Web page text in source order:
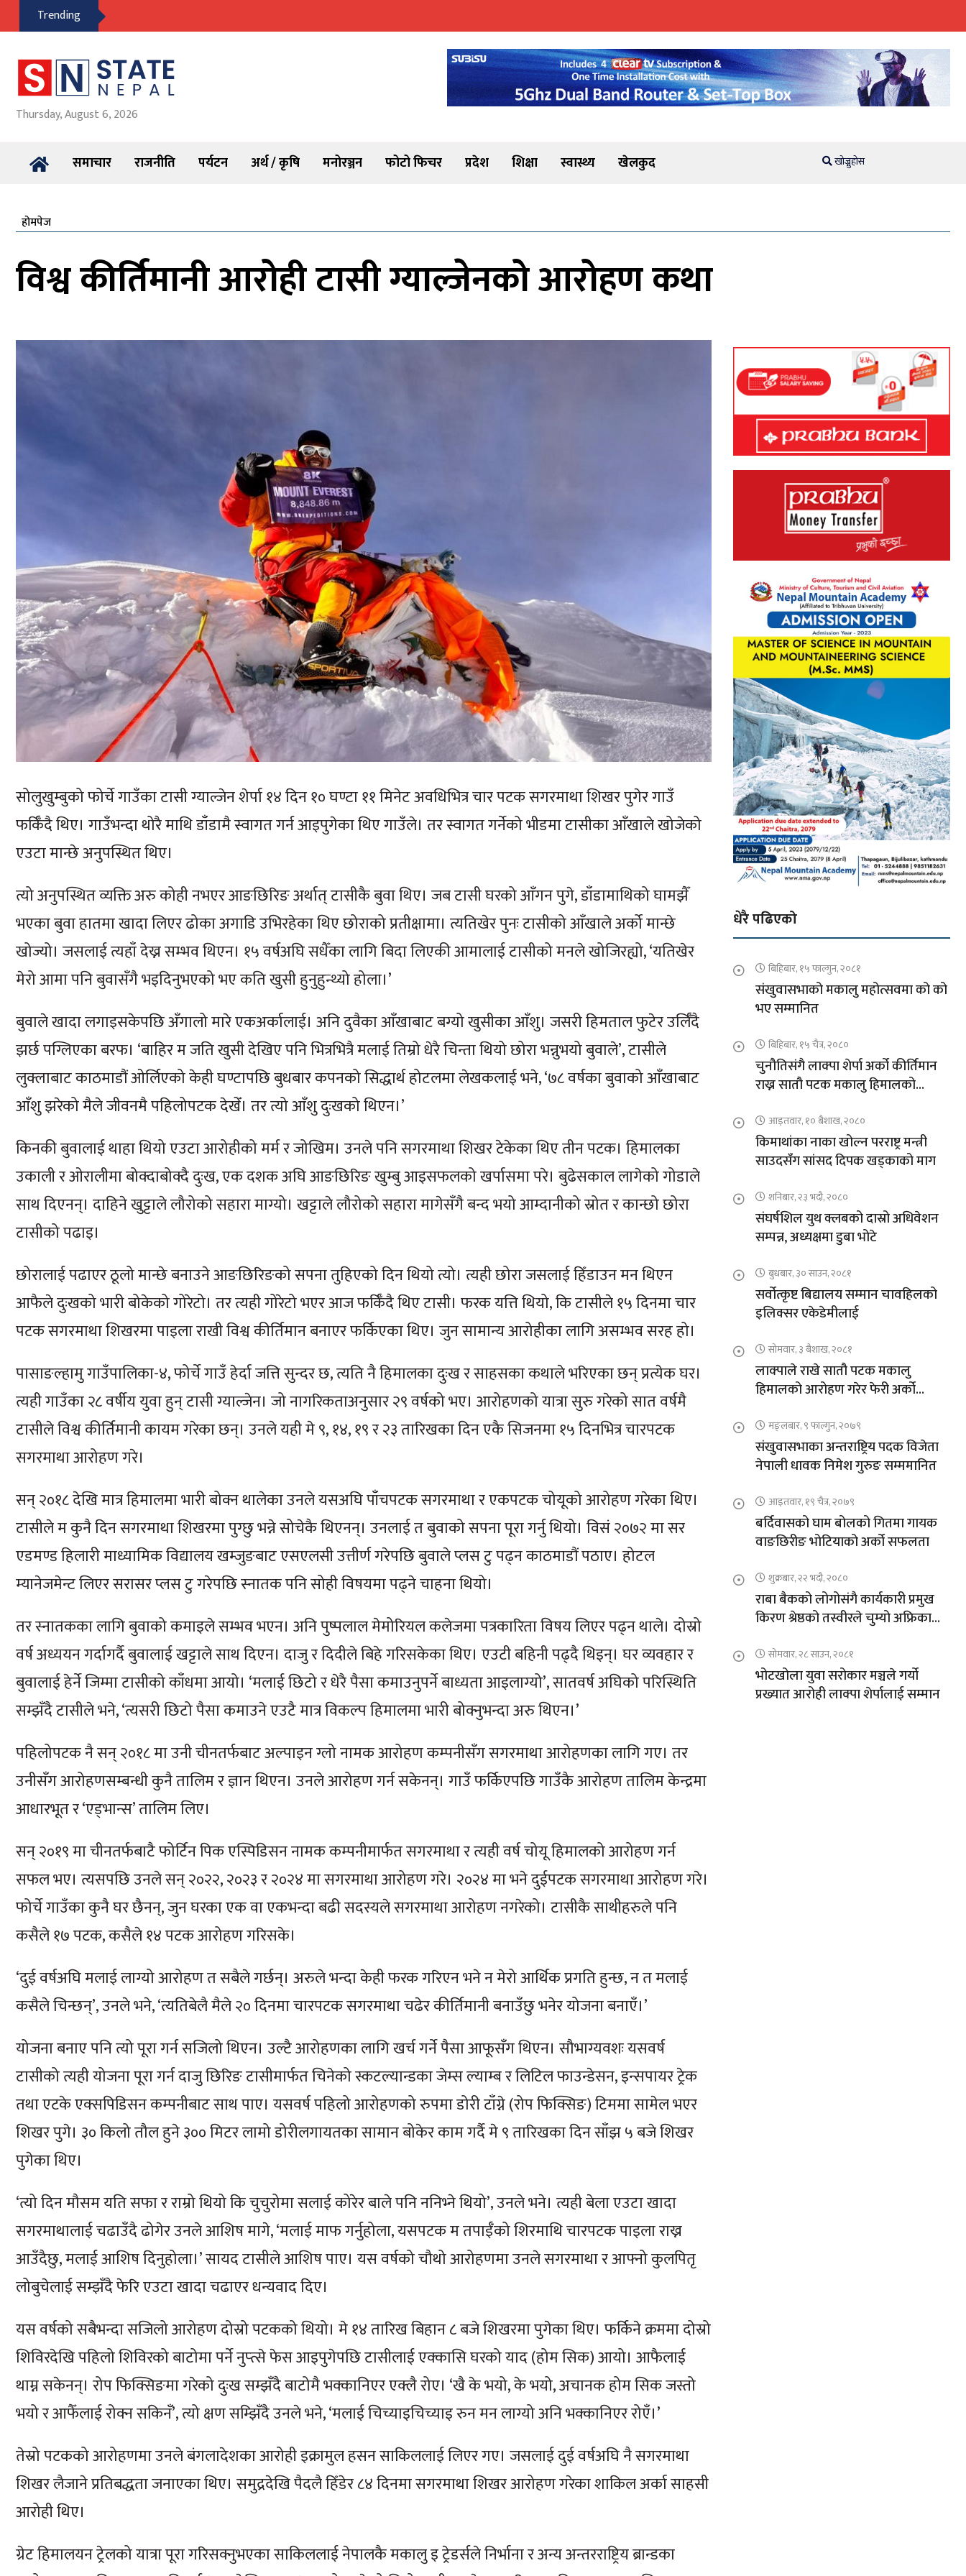
Trending
Thursday, August 6, 2026
समाचार राजनीति पर्यटन अर्थ / कृषि मनोरञ्जन फोटो फिचर प्रदेश शिक्षा स्वास्थ्य खेलकुद खोज्नुहोस
होमपेज
विश्व कीर्तिमानी आरोही टासी ग्याल्जेनको आरोहण कथा
सोलुखुम्बुको फोर्चे गाउँका टासी ग्याल्जेन शेर्पा १४ दिन १० घण्टा ११ मिनेट अवधिभित्र चार पटक सगरमाथा शिखर पुगेर गाउँ
फर्किँदै थिए। गाउँभन्दा थोरै माथि डाँडामै स्वागत गर्न आइपुगेका थिए गाउँले। तर स्वागत गर्नेको भीडमा टासीका आँखाले खोजेको
एउटा मान्छे अनुपस्थित थिए।
त्यो अनुपस्थित व्यक्ति अरु कोही नभएर आङछिरिङ अर्थात् टासीकै बुवा थिए। जब टासी घरको आँगन पुगे, डाँडामाथिको घामझैँ
भएका बुवा हातमा खादा लिएर ढोका अगाडि उभिरहेका थिए छोराको प्रतीक्षामा। त्यतिखेर पुनः टासीको आँखाले अर्को मान्छे
खोज्यो। जसलाई त्यहाँ देख्न सम्भव थिएन। १५ वर्षअघि सधैँका लागि बिदा लिएकी आमालाई टासीको मनले खोजिरह्यो, ‘यतिखेर
मेरो आमा पनि बुवासँगै भइदिनुभएको भए कति खुसी हुनुहुन्थ्यो होला।’
बुवाले खादा लगाइसकेपछि अँगालो मारे एकअर्कालाई। अनि दुवैका आँखाबाट बग्यो खुसीका आँशु। जसरी हिमताल फुटेर उर्लिँदै
झर्छ पग्लिएका बरफ। ‘बाहिर म जति खुसी देखिए पनि भित्रभित्रै मलाई तिम्रो धेरै चिन्ता थियो छोरा भन्नुभयो बुवाले’, टासीले
लुक्लाबाट काठमाडौं ओर्लिएको केही घण्टापछि बुधबार कपनको सिद्धार्थ होटलमा लेखकलाई भने, ‘७८ वर्षका बुवाको आँखाबाट
आँशु झरेको मैले जीवनमै पहिलोपटक देखेँ। तर त्यो आँशु दुःखको थिएन।’
किनकी बुवालाई थाहा थियो एउटा आरोहीको मर्म र जोखिम। उनले पनि सगरमाथा शिखर टेकेका थिए तीन पटक। हिमालका
उकाली र ओरालीमा बोक्दाबोक्दै दुःख, एक दशक अघि आङछिरिङ खुम्बु आइसफलको खर्पासमा परे। बुढेसकाल लागेको गोडाले
साथ दिएनन्। दाहिने खुट्टाले लौरोको सहारा माग्यो। खट्टाले लौरोको सहारा मागेसँगै बन्द भयो आम्दानीको स्रोत र कान्छो छोरा
टासीको पढाइ।
छोरालाई पढाएर ठूलो मान्छे बनाउने आङछिरिङको सपना तुहिएको दिन थियो त्यो। त्यही छोरा जसलाई हिँडाउन मन थिएन
आफैले दुःखको भारी बोकेको गोरेटो। तर त्यही गोरेटो भएर आज फर्किँदै थिए टासी। फरक यत्ति थियो, कि टासीले १५ दिनमा चार
पटक सगरमाथा शिखरमा पाइला राखी विश्व कीर्तिमान बनाएर फर्किएका थिए। जुन सामान्य आरोहीका लागि असम्भव सरह हो।
पासाङल्हामु गाउँपालिका-४, फोर्चे गाउँ हेर्दा जत्ति सुन्दर छ, त्यति नै हिमालका दुःख र साहसका कथाले भरिएका छन् प्रत्येक घर।
त्यही गाउँका २८ वर्षीय युवा हुन् टासी ग्याल्जेन। जो नागरिकताअनुसार २९ वर्षको भए। आरोहणको यात्रा सुरु गरेको सात वर्षमै
टासीले विश्व कीर्तिमानी कायम गरेका छन्। उनले यही मे ९, १४, १९ र २३ तारिखका दिन एकै सिजनमा १५ दिनभित्र चारपटक
सगरमाथा आरोहण गरे।
सन् २०१८ देखि मात्र हिमालमा भारी बोक्न थालेका उनले यसअघि पाँचपटक सगरमाथा र एकपटक चोयूको आरोहण गरेका थिए।
टासीले म कुनै दिन सगरमाथा शिखरमा पुग्छु भन्ने सोचेकै थिएनन्। उनलाई त बुवाको सपना पूरा गर्नु थियो। विसं २०७२ मा सर
एडमण्ड हिलारी माध्यामिक विद्यालय खम्जुङबाट एसएलसी उत्तीर्ण गरेपछि बुवाले प्लस टु पढ्न काठमाडौं पठाए। होटल
म्यानेजमेन्ट लिएर सरासर प्लस टु गरेपछि स्नातक पनि सोही विषयमा पढ्ने चाहना थियो।
तर स्नातकका लागि बुवाको कमाइले सम्भव भएन। अनि पुष्पलाल मेमोरियल कलेजमा पत्रकारिता विषय लिएर पढ्न थाले। दोस्रो
वर्ष अध्ययन गर्दागर्दै बुवालाई खट्टाले साथ दिएन। दाजु र दिदीले बिहे गरिसकेका थिए। एउटी बहिनी पढ्दै थिइन्। घर व्यवहार र
बुवालाई हेर्ने जिम्मा टासीको काँधमा आयो। ‘मलाई छिटो र धेरै पैसा कमाउनुपर्ने बाध्यता आइलाग्यो’, सातवर्ष अघिको परिस्थिति
सम्झँदै टासीले भने, ‘त्यसरी छिटो पैसा कमाउने एउटै मात्र विकल्प हिमालमा भारी बोक्नुभन्दा अरु थिएन।’
पहिलोपटक नै सन् २०१८ मा उनी चीनतर्फबाट अल्पाइन ग्लो नामक आरोहण कम्पनीसँग सगरमाथा आरोहणका लागि गए। तर
उनीसँग आरोहणसम्बन्धी कुनै तालिम र ज्ञान थिएन। उनले आरोहण गर्न सकेनन्। गाउँ फर्किएपछि गाउँकै आरोहण तालिम केन्द्रमा
आधारभूत र ‘एड्भान्स’ तालिम लिए।
सन् २०१९ मा चीनतर्फबाटै फोर्टिन पिक एस्पिडिसन नामक कम्पनीमार्फत सगरमाथा र त्यही वर्ष चोयू हिमालको आरोहण गर्न
सफल भए। त्यसपछि उनले सन् २०२२, २०२३ र २०२४ मा सगरमाथा आरोहण गरे। २०२४ मा भने दुईपटक सगरमाथा आरोहण गरे।
फोर्चे गाउँका कुनै घर छैनन्, जुन घरका एक वा एकभन्दा बढी सदस्यले सगरमाथा आरोहण नगरेको। टासीकै साथीहरुले पनि
कसैले १७ पटक, कसैले १४ पटक आरोहण गरिसके।
‘दुई वर्षअघि मलाई लाग्यो आरोहण त सबैले गर्छन्। अरुले भन्दा केही फरक गरिएन भने न मेरो आर्थिक प्रगति हुन्छ, न त मलाई
कसैले चिन्छन्’, उनले भने, ‘त्यतिबेलै मैले २० दिनमा चारपटक सगरमाथा चढेर कीर्तिमानी बनाउँछु भनेर योजना बनाएँ।’
योजना बनाए पनि त्यो पूरा गर्न सजिलो थिएन। उल्टै आरोहणका लागि खर्च गर्ने पैसा आफूसँग थिएन। सौभाग्यवशः यसवर्ष
टासीको त्यही योजना पूरा गर्न दाजु छिरिङ टासीमार्फत चिनेको स्कटल्यान्डका जेम्स ल्याम्ब र लिटिल फाउन्डेसन, इन्सपायर ट्रेक
तथा एटके एक्सपिडिसन कम्पनीबाट साथ पाए। यसवर्ष पहिलो आरोहणको रुपमा डोरी टाँग्ने (रोप फिक्सिङ) टिममा सामेल भएर
शिखर पुगे। ३० किलो तौल हुने ३०० मिटर लामो डोरीलगायतका सामान बोकेर काम गर्दै मे ९ तारिखका दिन साँझ ५ बजे शिखर
पुगेका थिए।
‘त्यो दिन मौसम यति सफा र राम्रो थियो कि चुचुरोमा सलाई कोरेर बाले पनि ननिभ्ने थियो’, उनले भने। त्यही बेला एउटा खादा
सगरमाथालाई चढाउँदै ढोगेर उनले आशिष मागे, ‘मलाई माफ गर्नुहोला, यसपटक म तपाईँको शिरमाथि चारपटक पाइला राख्न
आउँदैछु, मलाई आशिष दिनुहोला।’ सायद टासीले आशिष पाए। यस वर्षको चौथो आरोहणमा उनले सगरमाथा र आफ्नो कुलपितृ
लोबुचेलाई सम्झँदै फेरि एउटा खादा चढाएर धन्यवाद दिए।
यस वर्षको सबैभन्दा सजिलो आरोहण दोस्रो पटकको थियो। मे १४ तारिख बिहान ८ बजे शिखरमा पुगेका थिए। फर्किने क्रममा दोस्रो
शिविरदेखि पहिलो शिविरको बाटोमा पर्ने नुप्त्से फेस आइपुगेपछि टासीलाई एक्कासि घरको याद (होम सिक) आयो। आफैलाई
थाम्न सकेनन्। रोप फिक्सिङमा गरेको दुःख सम्झँदै बाटोमै भक्कानिएर एक्लै रोए। ‘खै के भयो, के भयो, अचानक होम सिक जस्तो
भयो र आफैँलाई रोक्न सकिनँ’, त्यो क्षण सम्झिँदै उनले भने, ‘मलाई चिच्याइचिच्याइ रुन मन लाग्यो अनि भक्कानिएर रोएँ।’
तेस्रो पटकको आरोहणमा उनले बंगलादेशका आरोही इक्रामुल हसन साकिललाई लिएर गए। जसलाई दुई वर्षअघि नै सगरमाथा
शिखर लैजाने प्रतिबद्धता जनाएका थिए। समुद्रदेखि पैदलै हिँडेर ८४ दिनमा सगरमाथा शिखर आरोहण गरेका शाकिल अर्का साहसी
आरोही थिए।
ग्रेट हिमालयन ट्रेलको यात्रा पूरा गरिसक्नुभएका साकिललाई नेपालकै मकालु इ ट्रेडर्सले निर्भाना र अन्य अन्तरराष्ट्रिय ब्रान्डका
धेरै पढिएको
बिहिबार, १५ फाल्गुन, २०८१
संखुवासभाको मकालु महोत्सवमा को को
भए सम्मानित
बिहिबार, १५ चैत्र, २०८०
चुनौतिसंगै लाक्पा शेर्पा अर्को कीर्तिमान
राख्न सातौ पटक मकालु हिमालको
आइतवार, १० बैशाख, २०८०
किमाथांका नाका खोल्न परराष्ट्र मन्त्री
साउदसँग सांसद दिपक खड्काको माग
शनिबार, २३ भदौ, २०८०
संघर्षशिल युथ क्लबको दास्रो अधिवेशन
सम्पन्न, अध्यक्षमा डुबा भोटे
बुधबार, ३० साउन, २०८१
सर्वोत्कृष्ट बिद्यालय सम्मान चावहिलको
इलिक्सर एकेडेमीलाई
सोमवार, ३ बैशाख, २०८१
लाक्पाले राखे सातौ पटक मकालु
हिमालको आरोहण गरेर फेरी अर्को
मङ्लबार, ९ फाल्गुन, २०७९
संखुवासभाका अन्तराष्ट्रिय पदक विजेता
नेपाली धावक निमेश गुरुङ सम्ममानित
आइतवार, १९ चैत्र, २०७९
बर्दिवासको घाम बोलको गितमा गायक
वाङछिरीङ भोटियाको अर्को सफलता
शुक्रबार, २२ भदौ, २०८०
राबा बैकको लोगोसंगै कार्यकारी प्रमुख
किरण श्रेष्ठको तस्वीरले चुम्यो अफ्रिकाको
सोमवार, २८ साउन, २०८१
भोटखोला युवा सरोकार मञ्चले गर्यो
प्रख्यात आरोही लाक्पा शेर्पालाई सम्मान